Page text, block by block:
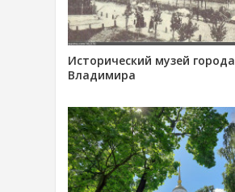
Исторический музей города
Владимира